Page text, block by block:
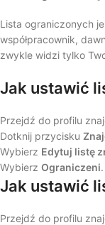
Lista ograniczonych
współpracownik,
zwykle widzi tylko
Jak ustawić
Przejdź do profilu
Dotknij przycisku
Wybierz Edytuj listę
Wybierz Ograniczeni.
Jak ustawić
Przejdź do profilu